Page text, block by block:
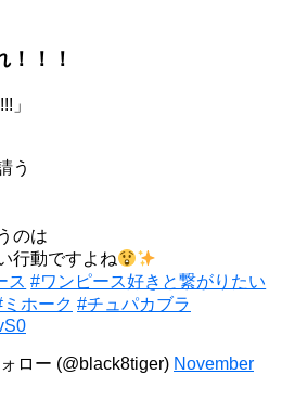
！！！
」
う
のは
行動ですよね
ス #ワンピース好きと繋がりたい
ミホーク #チュパカブラ
ロー (@black8tiger) November